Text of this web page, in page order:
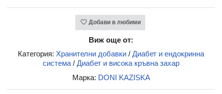
Добави в любими
Виж още от:
Категория: Хранителни добавки / Диабет и ендокринна
система / Диабет и висока кръвна захар
Марка: DONI KAZISKA